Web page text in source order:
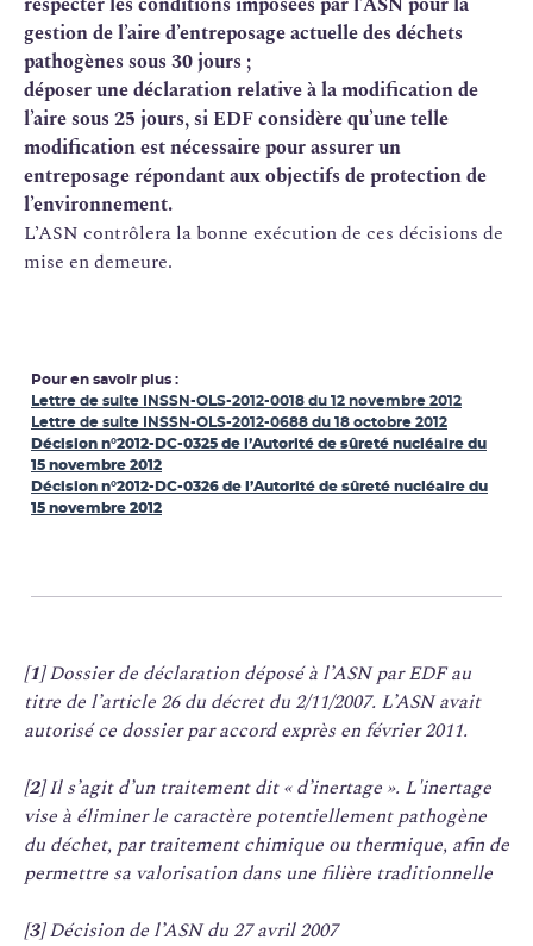
gestion de l’aire d’entreposage actuelle des déchets
pathogènes sous 30 jours ;
déposer une déclaration relative à la modification de
l’aire sous 25 jours, si EDF considère qu’une telle
modification est nécessaire pour assurer un
entreposage répondant aux objectifs de protection de
l’environnement.
L’ASN contrôlera la bonne exécution de ces décisions de
mise en demeure.
Pour en savoir plus :
Lettre de suite INSSN-OLS-2012-0018 du 12 novembre 2012
Lettre de suite INSSN-OLS-2012-0688 du 18 octobre 2012
Décision n°2012-DC-0325 de l’Autorité de sûreté nucléaire du
15 novembre 2012
Décision n°2012-DC-0326 de l’Autorité de sûreté nucléaire du
15 novembre 2012
[1]Dossier de déclaration déposé à l’ASN par EDF au
titre de l’article 26 du décret du 2/11/2007. L’ASN avait
autorisé ce dossier par accord exprès en février 2011.
[2]Il s’agit d’un traitement dit « d’inertage ». L'inertage
vise à éliminer le caractère potentiellement pathogène
du déchet, par traitement chimique ou thermique, afin de
permettre sa valorisation dans une filière traditionnelle
[3]Décision de l’ASN du 27 avril 2007